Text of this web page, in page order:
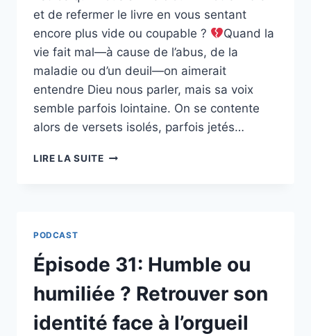
et de refermer le livre en vous sentant
encore plus vide ou coupable ?
Quand la
vie fait mal—à cause de l’abus, de la
maladie ou d’un deuil—on aimerait
entendre Dieu nous parler, mais sa voix
semble parfois lointaine. On se contente
alors de versets isolés, parfois jetés…
LIRE LA SUITEÉPISODE
EXEMPLE
DE
ROMAINS
8.28
PODCAST
Épisode 31: Humble ou
humiliée ? Retrouver son
identité face à l’orgueil